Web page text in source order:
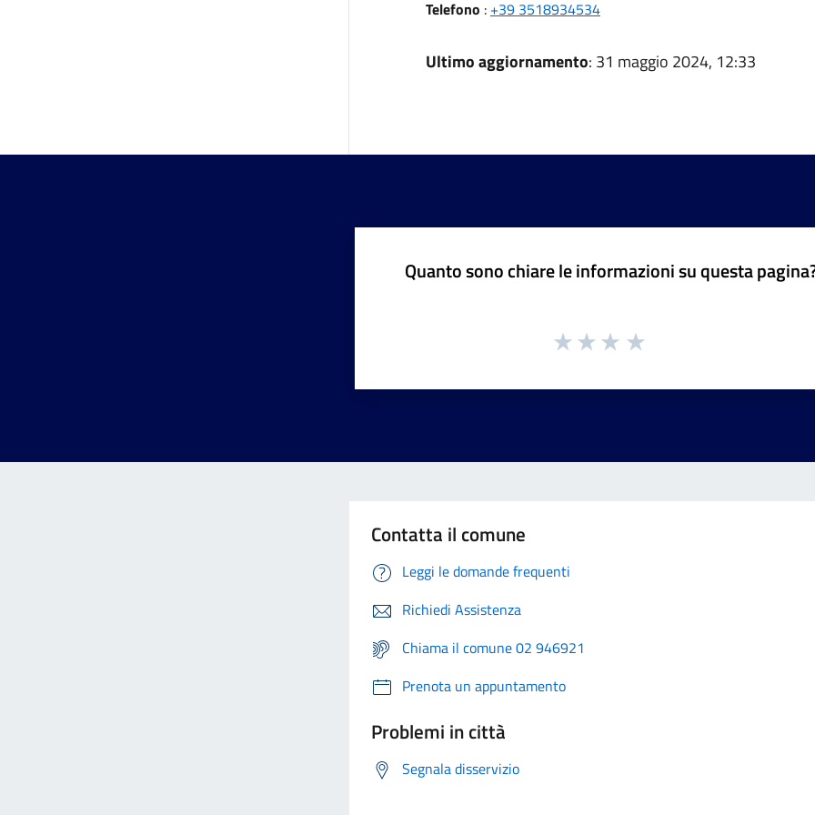
Telefono : +39 3518934534
Ultimo aggiornamento: 31 maggio 2024, 12:33
Quanto sono chiare le informazioni su questa
Contatta il comune
Leggi le domande frequenti
Richiedi Assistenza
Chiama il comune 02 946921
Prenota un appuntamento
Problemi in città
Segnala disservizio